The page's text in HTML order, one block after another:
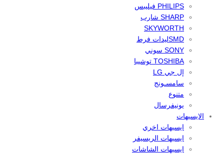
PHILIPS فيليبس
SHARP شارب
SKYWORTH
SMDليدات فرط
SONY سوني
TOSHIBA توشيبا
إل جي LG
سامسـونج
متنوع
يونيفرسال
الايسيهات
ايسيهات اخري
ايسيهات الريسيفر
ايسيهات الشاشات